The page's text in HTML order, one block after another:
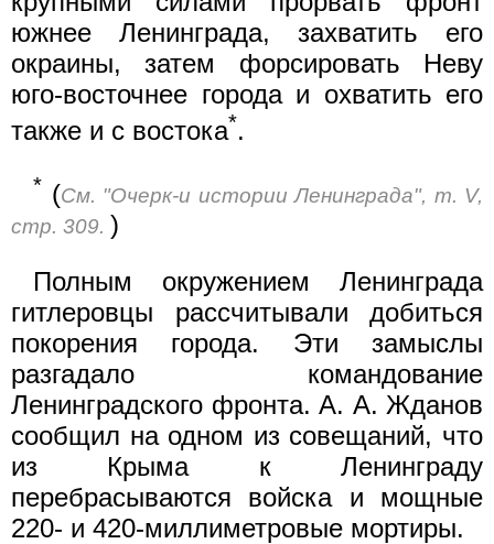
южнее Ленинграда, захватить его
окраины, затем форсировать Неву
юго-восточнее города и охватить его
также и с востока*.
* (См. "Очерк-и истории Ленинграда", т. V,
стр. 309. )
Полным окружением Ленинграда
гитлеровцы рассчитывали добиться
покорения города. Эти замыслы
разгадало командование
Ленинградского фронта. А. А. Жданов
сообщил на одном из совещаний, что
из Крыма к Ленинграду
перебрасываются войска и мощные
220- и 420-миллиметровые мортиры.